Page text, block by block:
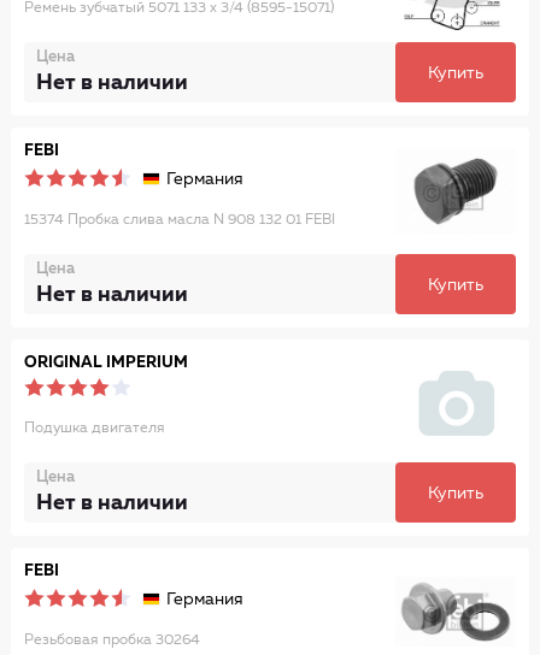
Ремень зубчатый 5071 133 x 3/4 (8595-15071)
Цена
Нет в наличии Купить
FEBI
Германия
15374 Пробка слива масла N 908 132 01 FEBI
Цена
Нет в наличии Купить
ORIGINAL IMPERIUM
Подушка двигателя
Цена
Нет в наличии Купить
FEBI
Германия
Резьбовая пробка 30264